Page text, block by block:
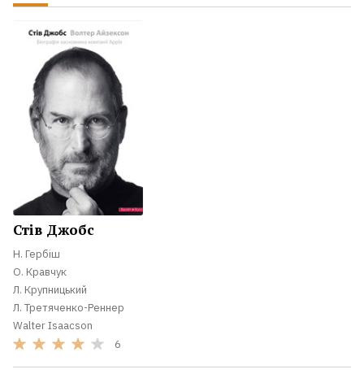
Экранизации
Коллекции
Стів Джобс
Н. Гербіш
О. Кравчук
Л. Крупницький
Л. Третяченко-Реннер
Walter Isaacson
6